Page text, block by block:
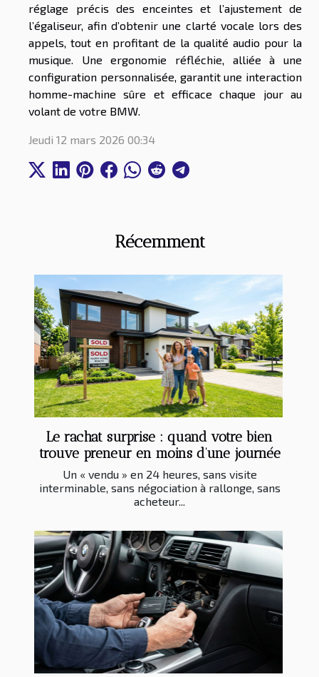
Récemment
Le rachat surprise : quand votre bien
trouve preneur en moins d’une journée
Un « vendu » en 24 heures, sans visite
interminable, sans négociation à rallonge, sans
acheteur...
réglage précis des enceintes et l’ajustement de
l’égaliseur, afin d’obtenir une clarté vocale lors des
appels, tout en profitant de la qualité audio pour la
musique. Une ergonomie réfléchie, alliée à une
configuration personnalisée, garantit une interaction
homme-machine sûre et efficace chaque jour au
volant de votre BMW.
Jeudi 12 mars 2026 00:34